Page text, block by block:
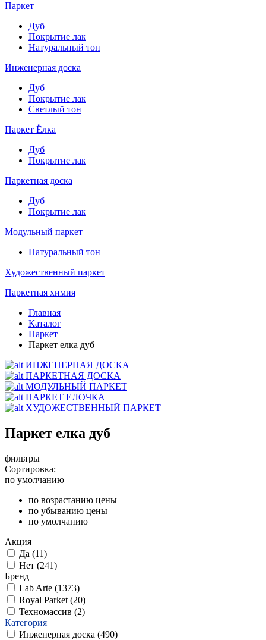
Паркет
Дуб
Покрытие лак
Натуральный тон
Инженерная доска
Дуб
Покрытие лак
Светлый тон
Паркет Ёлка
Дуб
Покрытие лак
Паркетная доска
Дуб
Покрытие лак
Модульный паркет
Натуральный тон
Художественный паркет
Паркетная химия
Главная
Каталог
Паркет
Паркет елка дуб
ИНЖЕНЕРНАЯ ДОСКА
ПАРКЕТНАЯ ДОСКА
МОДУЛЬНЫЙ ПАРКЕТ
ПАРКЕТ ЕЛОЧКА
ХУДОЖЕСТВЕННЫЙ ПАРКЕТ
Паркет елка дуб
фильтры
Сортировка:
по умолчанию
по возрастанию цены
по убыванию цены
по умолчанию
Акция
Да (11)
Нет (241)
Бренд
Lab Arte (1373)
Royal Parket (20)
Техномассив (2)
Категория
Инженерная доска (490)